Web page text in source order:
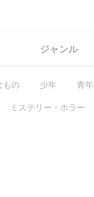
ジャンル
もの 少年 青年
ミステリー・ホラー